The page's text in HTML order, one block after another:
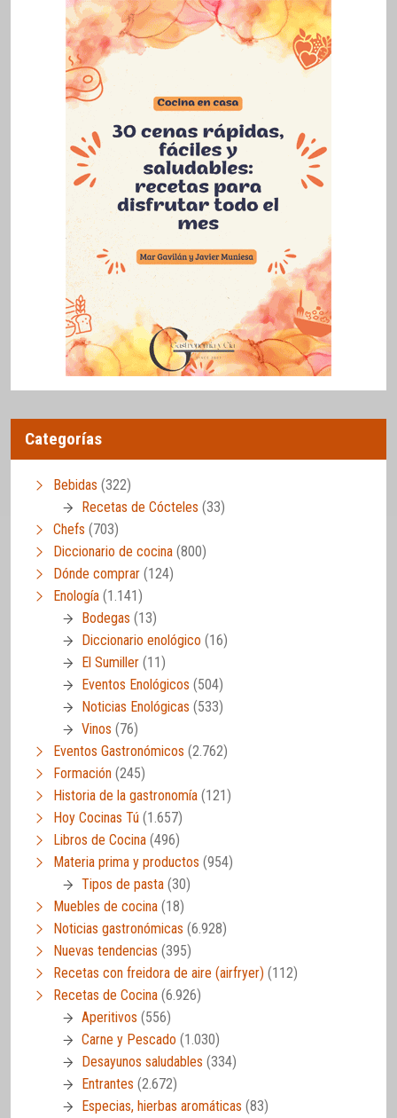
Categorías
Bebidas (322)
Recetas de Cócteles (33)
Chefs (703)
Diccionario de cocina (800)
Dónde comprar (124)
Enología (1.141)
Bodegas (13)
Diccionario enológico (16)
El Sumiller (11)
Eventos Enológicos (504)
Noticias Enológicas (533)
Vinos (76)
Eventos Gastronómicos (2.762)
Formación (245)
Historia de la gastronomía (121)
Hoy Cocinas Tú (1.657)
Libros de Cocina (496)
Materia prima y productos (954)
Tipos de pasta (30)
Muebles de cocina (18)
Noticias gastronómicas (6.928)
Nuevas tendencias (395)
Recetas con freidora de aire (airfryer) (112)
Recetas de Cocina (6.926)
Aperitivos (556)
Carne y Pescado (1.030)
Desayunos saludables (334)
Entrantes (2.672)
Especias, hierbas aromáticas (83)